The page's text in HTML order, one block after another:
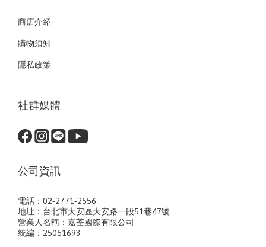
商店介紹
購物須知
隱私政策
社群媒體
公司資訊
電話：02-2771-2556
地址：台北市大安區大安路一段51巷47號
營業人名稱：嘉荃國際有限公司
統編：25051693